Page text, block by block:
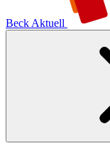
Beck Aktuell